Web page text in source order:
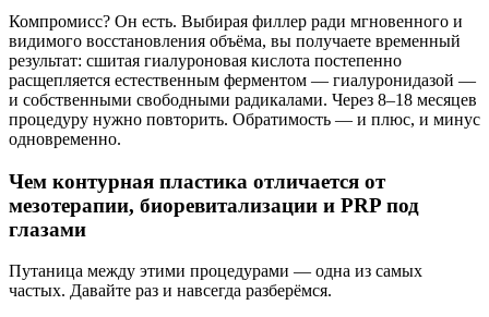
Компромисс? Он есть. Выбирая филлер ради мгновенного и
видимого восстановления объёма, вы получаете временный
результат: сшитая гиалуроновая кислота постепенно
расщепляется естественным ферментом — гиалуронидазой —
и собственными свободными радикалами. Через 8–18 месяцев
процедуру нужно повторить. Обратимость — и плюс, и минус
одновременно.
Чем контурная пластика отличается от
мезотерапии, биоревитализации и PRP под
глазами
Путаница между этими процедурами — одна из самых
частых. Давайте раз и навсегда разберёмся.